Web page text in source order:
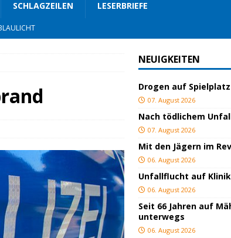
SCHLAGZEILEN LESERBRIEFE
TOP
BLAULICHT
JUGEND/BILDUNG
BLAULICHT
NEUIGKEITEN
Drogen auf
07. August 2026
Nach tödlichem
07. August 2026
Mit den Jägern im
06. August 2026
Unfallflucht auf
06. August 2026
Seit 66 Jahren auf
unterwegs
06. August 2026